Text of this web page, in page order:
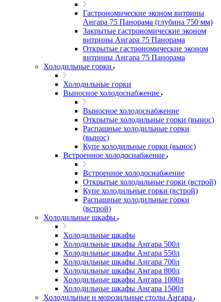
Гастрономические эконом витрины
Ангара 75 Панорама (глубина 750 мм)
Закрытые гастрономические эконом
витрины Ангара 75 Панорама
Открытые гастрономические эконом
витрины Ангара 75 Панорама
Холодильные горки
Холодильные горки
Выносное холодоснабжение
Выносное холодоснабжение
Открытые холодильные горки (вынос)
Распашные холодильные горки
(вынос)
Купе холодильные горки (вынос)
Встроенное холодоснабжение
Встроенное холодоснабжение
Открытые холодильные горки (встрой)
Купе холодильные горки (встрой)
Распашные холодильные горки
(встрой)
Холодильные шкафы
Холодильные шкафы
Холодильные шкафы Ангара 500л
Холодильные шкафы Ангара 550л
Холодильные шкафы Ангара 700л
Холодильные шкафы Ангара 800л
Холодильные шкафы Ангара 1000л
Холодильные шкафы Ангара 1500л
Холодильные и морозильные столы Ангара